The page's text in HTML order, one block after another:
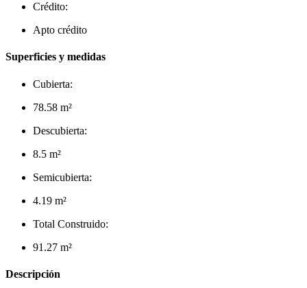
Crédito:
Apto crédito
Superficies y medidas
Cubierta:
78.58 m²
Descubierta:
8.5 m²
Semicubierta:
4.19 m²
Total Construido:
91.27 m²
Descripción